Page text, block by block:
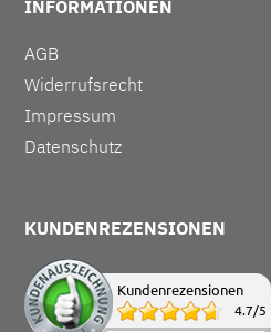
INFORMATIONEN
AGB
Widerrufsrecht
Impressum
Datenschutz
KUNDENREZENSIONEN
Kundenrezensionen
4.7/5